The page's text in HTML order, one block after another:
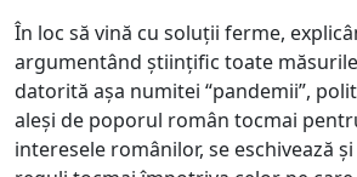
În loc să vină cu soluții ferme,
argumentând științific toate
datorită așa numitei “pandemii”,
aleși de poporul român tocmai
interesele românilor, se eschivează